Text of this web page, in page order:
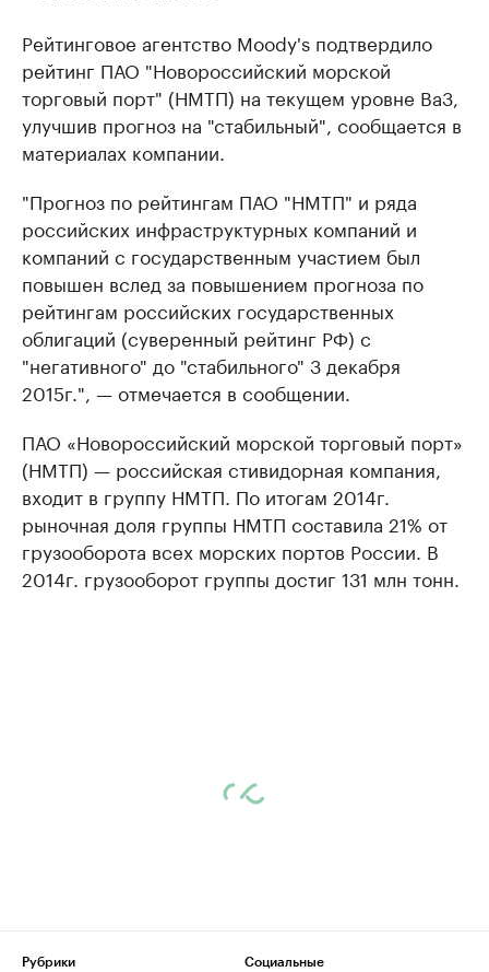
Рейтинговое агентство Moody's подтвердило
рейтинг ПАО "Новороссийский морской
торговый порт" (НМТП) на текущем уровне Ba3,
улучшив прогноз на "стабильный", сообщается в
материалах компании.
"Прогноз по рейтингам ПАО "НМТП" и ряда
российских инфраструктурных компаний и
компаний с государственным участием был
повышен вслед за повышением прогноза по
рейтингам российских государственных
облигаций (суверенный рейтинг РФ) с
"негативного" до "стабильного" 3 декабря
2015г.", — отмечается в сообщении.
ПАО «Новороссийский морской торговый порт»
(НМТП) — российская стивидорная компания,
входит в группу НМТП. По итогам 2014г.
рыночная доля группы НМТП составила 21% от
грузооборота всех морских портов России. В
2014г. грузооборот группы достиг 131 млн тонн.
Рубрики
Социальные